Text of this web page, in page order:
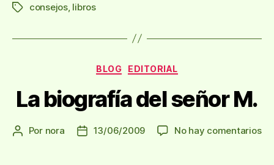
Etiquetas
consejos, libros
Categorías
BLOG EDITORIAL
La biografí­a del señor M.
Autor
Por nora
Fecha13/06/2009 No hay comentariosen